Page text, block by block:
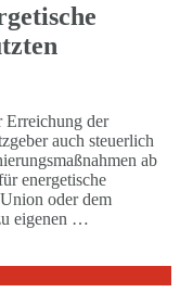
Erreichung der
auch steuerlich
ab
energetische
oder dem
eigenen …